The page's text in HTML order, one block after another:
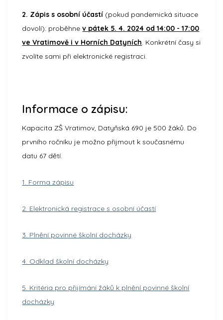
2. Zápis s osobní účastí (pokud pandemická situace
dovolí): proběhnev pátek 5. 4. 2024 od 14:00 - 17:00
ve Vratimově i v Horních Datyních. Konkrétní časy si
zvolíte sami při elektronické registraci.
Informace o zápisu:
Kapacita ZŠ Vratimov, Datyňská 690 je 500 žáků. Do
prvního ročníku je možno přijmout k současnému
datu 67 dětí.
1. Forma zápisu
2. Elektronická registrace s osobní účastí
3. Plnění povinné školní docházky
4. Odklad školní docházky
5. Kritéria pro přijímání žáků k plnění povinné školní
docházky